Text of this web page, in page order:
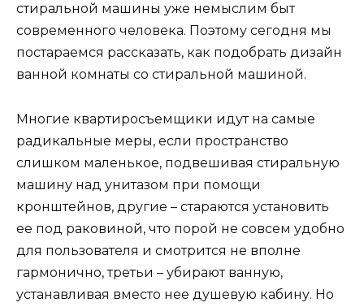
стиральной машины уже немыслим быт
современного человека. Поэтому сегодня мы
постараемся рассказать, как подобрать дизайн
ванной комнаты со стиральной машиной.
Многие квартиросъемщики идут на самые
радикальные меры, если пространство
слишком маленькое, подвешивая стиральную
машину над унитазом при помощи
кронштейнов, другие – стараются установить
ее под раковиной, что порой не совсем удобно
для пользователя и смотрится не вполне
гармонично, третьи – убирают ванную,
устанавливая вместо нее душевую кабину. Но